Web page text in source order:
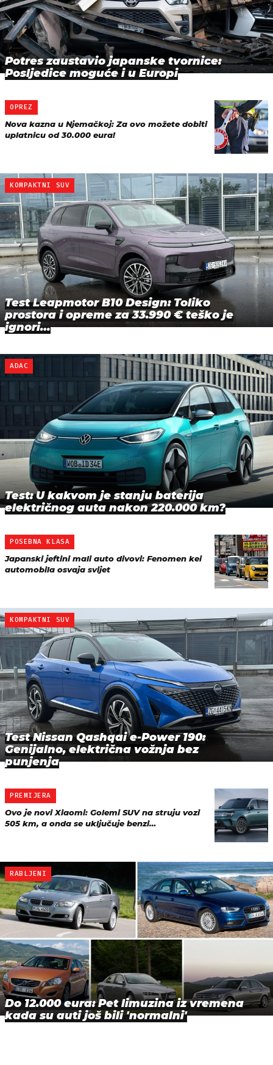
Potres zaustavio japanske tvornice:
Posljedice moguće i u Europi
OPREZ
Nova kazna u Njemačkoj: Za ovo možete dobiti
uplatnicu od 30.000 eura!
KOMPAKTNI SUV
Test Leapmotor B10 Design: Toliko
prostora i opreme za 33.990 € teško je
ignori…
ADAC
Test: U kakvom je stanju baterija
električnog auta nakon 220.000 km?
POSEBNA KLASA
Japanski jeftini mali auto divovi: Fenomen kei
automobila osvaja svijet
KOMPAKTNI SUV
Test Nissan Qashqai e-Power 190:
Genijalno, električna vožnja bez
punjenja
PREMIJERA
Ovo je novi Xiaomi: Golemi SUV na struju vozi
505 km, a onda se uključuje benzi…
RABLJENI
Do 12.000 eura: Pet limuzina iz vremena
kada su auti još bili 'normalni'